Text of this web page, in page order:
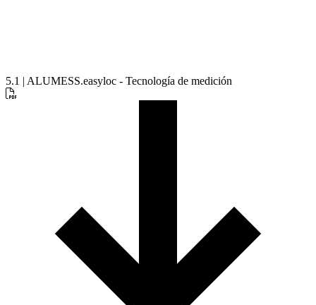
5.1 | ALUMESS.easyloc - Tecnología de medición